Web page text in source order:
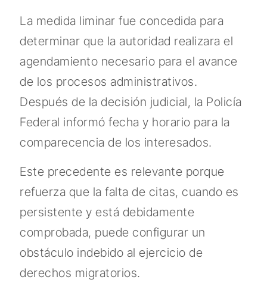
La medida liminar fue concedida para
determinar que la autoridad realizara el
agendamiento necesario para el avance
de los procesos administrativos.
Después de la decisión judicial, la Policía
Federal informó fecha y horario para la
comparecencia de los interesados.
Este precedente es relevante porque
refuerza que la falta de citas, cuando es
persistente y está debidamente
comprobada, puede configurar un
obstáculo indebido al ejercicio de
derechos migratorios.